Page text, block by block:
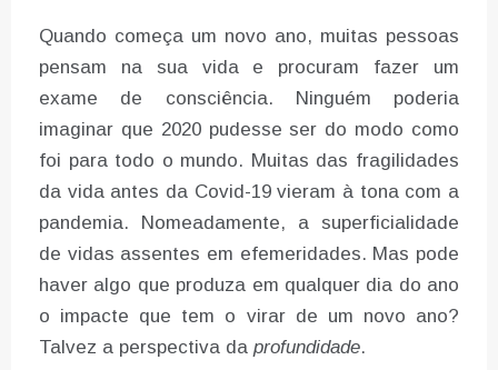
Quando começa um novo ano, muitas pessoas
pensam na sua vida e procuram fazer um
exame de consciência. Ninguém poderia
imaginar que 2020 pudesse ser do modo como
foi para todo o mundo. Muitas das fragilidades
da vida antes da Covid-19 vieram à tona com a
pandemia. Nomeadamente, a superficialidade
de vidas assentes em efemeridades. Mas pode
haver algo que produza em qualquer dia do ano
o impacte que tem o virar de um novo ano?
Talvez a perspectiva da profundidade.